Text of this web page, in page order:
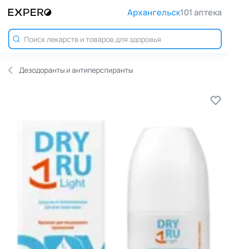
Архангельск101 аптека
Дезодоранты и антиперспиранты